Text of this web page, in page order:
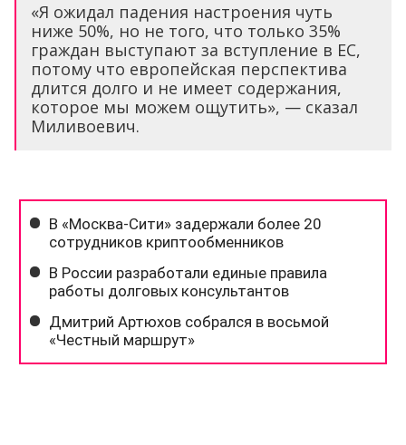
«Я ожидал падения настроения чуть
ниже 50%, но не того, что только 35%
граждан выступают за вступление в ЕС,
потому что европейская перспектива
длится долго и не имеет содержания,
которое мы можем ощутить», — сказал
Миливоевич.